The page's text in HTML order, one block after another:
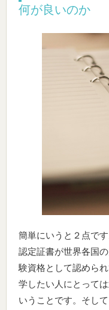
何が良いのか
簡単にいうと２点で
認定証書が世界各国
験資格として認めら
学したい人にとって
いうことです。そし